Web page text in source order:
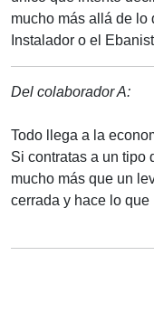
mucho más allá de lo
Instalador o el
Del colaborador A:
Todo llega a la
Si contratas a un tipo
mucho más que un
cerrada y hace lo que